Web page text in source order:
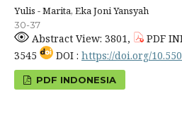
Yulis - Marita, Eka Joni Yansyah
30-37
Abstract View: 3801,
PDF
3545
DOI : https://doi.org/
PDF INDONESIA